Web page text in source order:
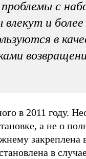
с
и более
в
в 2011 году.
а не о
закреплена
в